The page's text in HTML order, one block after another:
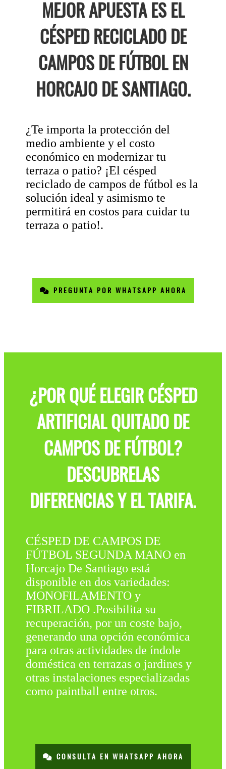
MEJOR APUESTA ES EL
CÉSPED RECICLADO DE
CAMPOS DE FÚTBOL EN
HORCAJO DE SANTIAGO.
¿Te importa la protección del
medio ambiente y el costo
económico en modernizar tu
terraza o patio? ¡El césped
reciclado de campos de fútbol es la
solución ideal y asimismo te
permitirá en costos para cuidar tu
terraza o patio!.
PREGUNTA POR WHATSAPP AHORA
¿POR QUÉ ELEGIR CÉSPED
ARTIFICIAL QUITADO DE
CAMPOS DE FÚTBOL?
DESCUBRELAS
DIFERENCIAS Y EL TARIFA.
CÉSPED DE CAMPOS DE
FÚTBOL SEGUNDA MANO en
Horcajo De Santiago está
disponible en dos variedades:
MONOFILAMENTO y
FIBRILADO .Posibilita su
recuperación, por un coste bajo,
generando una opción económica
para otras actividades de índole
doméstica en terrazas o jardines y
otras instalaciones especializadas
como paintball entre otros.
CONSULTA EN WHATSAPP AHORA